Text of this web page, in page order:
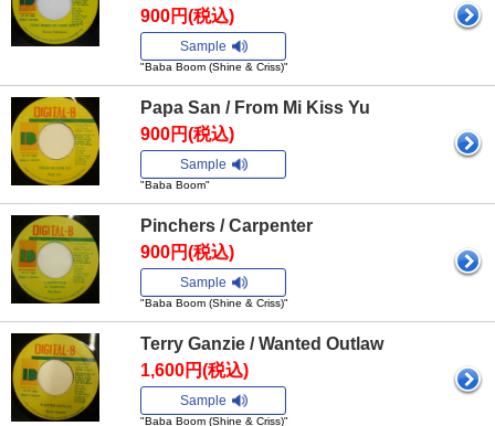
900円(税込)
Sample
"Baba Boom (Shine & Criss)"
Papa San / From Mi Kiss Yu
900円(税込)
Sample
"Baba Boom"
Pinchers / Carpenter
900円(税込)
Sample
"Baba Boom (Shine & Criss)"
Terry Ganzie / Wanted Outlaw
1,600円(税込)
Sample
"Baba Boom (Shine & Criss)"